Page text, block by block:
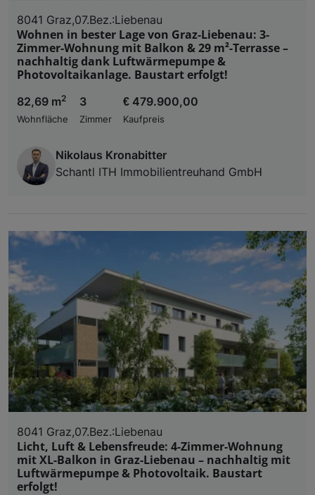
8041 Graz,07.Bez.:Liebenau
Wohnen in bester Lage von Graz-Liebenau: 3-
Zimmer-Wohnung mit Balkon & 29 m²-Terrasse –
nachhaltig dank Luftwärmepumpe &
Photovoltaikanlage. Baustart erfolgt!
82,69 m2
Wohnfläche
3
Zimmer
€ 479.900,00
Kaufpreis
Nikolaus Kronabitter
Schantl ITH Immobilientreuhand GmbH
8041 Graz,07.Bez.:Liebenau
Licht, Luft & Lebensfreude: 4-Zimmer-Wohnung
mit XL-Balkon in Graz-Liebenau – nachhaltig mit
Luftwärmepumpe & Photovoltaik. Baustart
erfolgt!